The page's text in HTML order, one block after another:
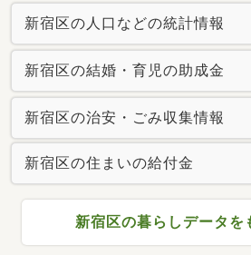
新宿区の人口などの統計情報
新宿区の結婚・育児の助成金
新宿区の治安・ごみ収集情報
新宿区の住まいの給付金
新宿区の暮らしデータを